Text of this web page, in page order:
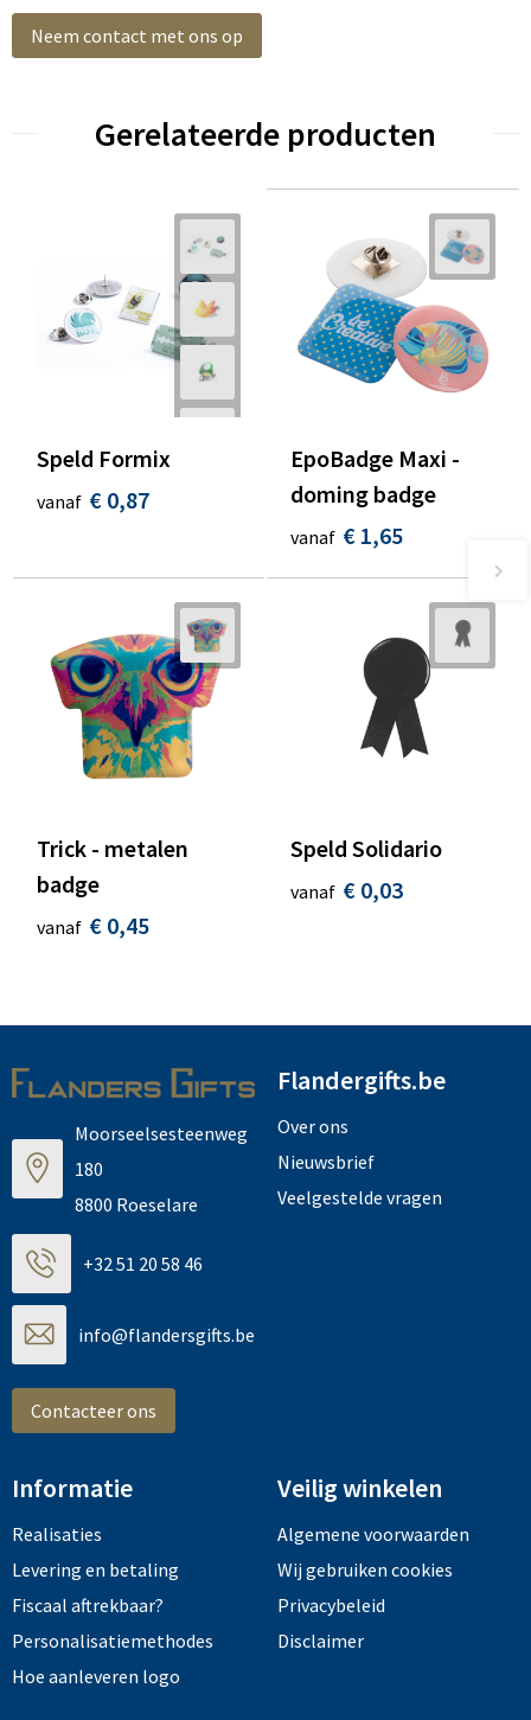
Neem contact met ons op
Gerelateerde producten
Speld Formix
vanaf € 0,87
EpoBadge Maxi -
doming badge
vanaf € 1,65
Trick - metalen
badge
vanaf € 0,45
Speld Solidario
vanaf € 0,03
Moorseelsesteenweg
180
8800 Roeselare
+32 51 20 58 46
info@flandersgifts.be
Contacteer ons
Flandergifts.be
Over ons
Nieuwsbrief
Veelgestelde vragen
Informatie
Realisaties
Levering en betaling
Fiscaal aftrekbaar?
Personalisatiemethodes
Hoe aanleveren logo
Veilig winkelen
Algemene voorwaarden
Wij gebruiken cookies
Privacybeleid
Disclaimer